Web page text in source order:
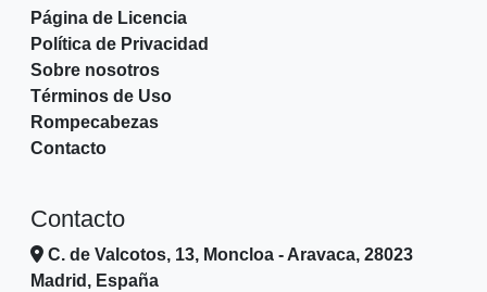
Página de Licencia
Política de Privacidad
Sobre nosotros
Términos de Uso
Rompecabezas
Contacto
Contacto
C. de Valcotos, 13, Moncloa - Aravaca, 28023
Madrid, España